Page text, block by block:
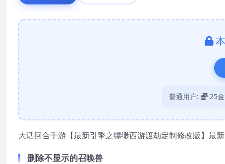
普通用户: 25
大话回合手游【最新引擎之缥缈西游渡劫定制修改版】最
删除不显示的召唤兽